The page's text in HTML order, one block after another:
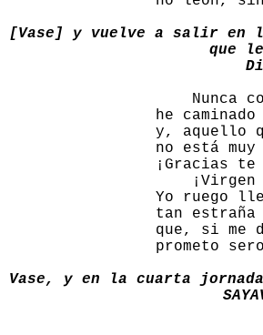
[Vase] y vuelve a salir en
que
Nunca
he caminado
y, aquello
no está muy
¡Gracias te
¡Virgen
Yo ruego
tan estraña
que, si me
prometo
Vase, y en la cuarta